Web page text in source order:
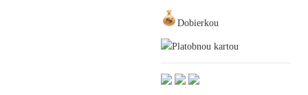
Dobierkou
Platobnou kartou